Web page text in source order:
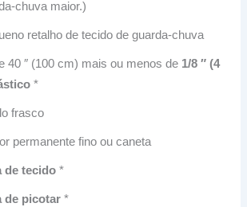
chuva maior.)
retalho de tecido de guarda-chuva
40 ″ (100 cm) mais ou menos de 1/8 ″ (4
*
frasco
permanente fino ou caneta
de tecido *
de picotar *